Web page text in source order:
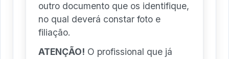
outro documento que os identifique,
no qual deverá constar foto e
filiação.
ATENÇÃO! O profissional que já